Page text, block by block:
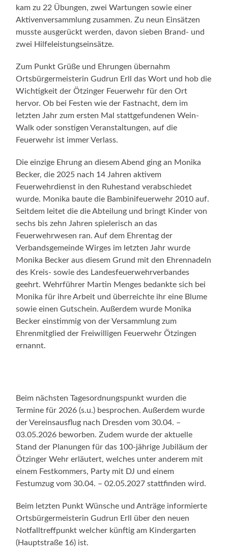
kam zu 22 Übungen, zwei Wartungen sowie einer
Aktivenversammlung zusammen. Zu neun Einsätzen
musste ausgerückt werden, davon sieben Brand- und
zwei Hilfeleistungseinsätze.
Zum Punkt Grüße und Ehrungen übernahm
Ortsbürgermeisterin Gudrun Erll das Wort und hob die
Wichtigkeit der Ötzinger Feuerwehr für den Ort
hervor. Ob bei Festen wie der Fastnacht, dem im
letzten Jahr zum ersten Mal stattgefundenen Wein-
Walk oder sonstigen Veranstaltungen, auf die
Feuerwehr ist immer Verlass.
Die einzige Ehrung an diesem Abend ging an Monika
Becker, die 2025 nach 14 Jahren aktivem
Feuerwehrdienst in den Ruhestand verabschiedet
wurde. Monika baute die Bambinifeuerwehr 2010 auf.
Seitdem leitet die die Abteilung und bringt Kinder von
sechs bis zehn Jahren spielerisch an das
Feuerwehrwesen ran. Auf dem Ehrentag der
Verbandsgemeinde Wirges im letzten Jahr wurde
Monika Becker aus diesem Grund mit den Ehrennadeln
des Kreis- sowie des Landesfeuerwehrverbandes
geehrt. Wehrführer Martin Menges bedankte sich bei
Monika für ihre Arbeit und überreichte ihr eine Blume
sowie einen Gutschein. Außerdem wurde Monika
Becker einstimmig von der Versammlung zum
Ehrenmitglied der Freiwilligen Feuerwehr Ötzingen
ernannt.
Beim nächsten Tagesordnungspunkt wurden die
Termine für 2026 (s.u.) besprochen. Außerdem wurde
der Vereinsausflug nach Dresden vom 30.04. –
03.05.2026 beworben. Zudem wurde der aktuelle
Stand der Planungen für das 100-jährige Jubiläum der
Ötzinger Wehr erläutert, welches unter anderem mit
einem Festkommers, Party mit DJ und einem
Festumzug vom 30.04. – 02.05.2027 stattfinden wird.
Beim letzten Punkt Wünsche und Anträge informierte
Ortsbürgermeisterin Gudrun Erll über den neuen
Notfalltreffpunkt welcher künftig am Kindergarten
(Hauptstraße 16) ist.